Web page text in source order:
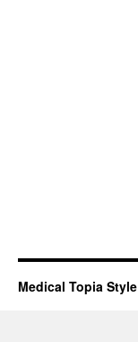
Medical Topia Style